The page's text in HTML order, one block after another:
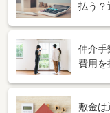
払う？
仲介手
費用を
敷金は